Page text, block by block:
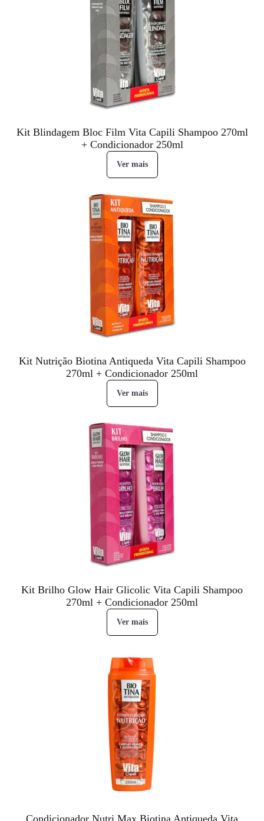
Kit Blindagem Bloc Film Vita Capili Shampoo 270ml
+ Condicionador 250ml
Ver mais
Kit Nutrição Biotina Antiqueda Vita Capili Shampoo
270ml + Condicionador 250ml
Ver mais
Kit Brilho Glow Hair Glicolic Vita Capili Shampoo
270ml + Condicionador 250ml
Ver mais
Condicionador Nutri Max Biotina Antiqueda Vita